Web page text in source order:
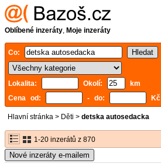
Oblíbené inzeráty, Moje inzeráty
Co:
Lokalita: Okolí:
km
Cena od:
- do: Kč
Hlavní stránka > Děti > detska autosedacka
1-20 inzerátů z 870
Nové inzeráty e-mailem